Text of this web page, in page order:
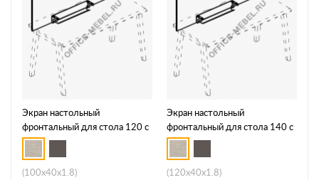
Экран настольный
фронтальный для стола 120 с
кабель-каналом А4 Б 831
(100x40x1.8)
Экран настольный
фронтальный для стола 140 с
кабель-каналом А4 Б 832
(120x40x1.8)